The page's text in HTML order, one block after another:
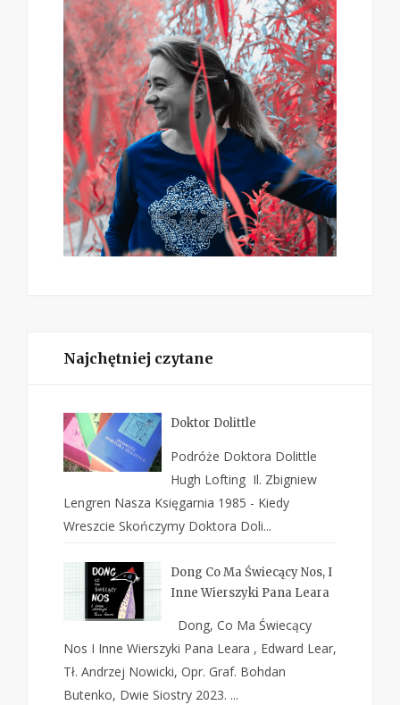
Najchętniej czytane
Doktor Dolittle
Podróże Doktora Dolittle
Hugh Lofting Il. Zbigniew
Lengren Nasza Księgarnia 1985 - Kiedy
Wreszcie Skończymy Doktora Doli...
Dong Co Ma Świecący Nos, I
Inne Wierszyki Pana Leara
Dong, Co Ma Świecący
Nos I Inne Wierszyki Pana Leara , Edward Lear,
Tł. Andrzej Nowicki, Opr. Graf. Bohdan
Butenko, Dwie Siostry 2023. ...